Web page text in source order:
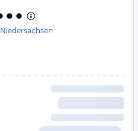
Niedersachsen